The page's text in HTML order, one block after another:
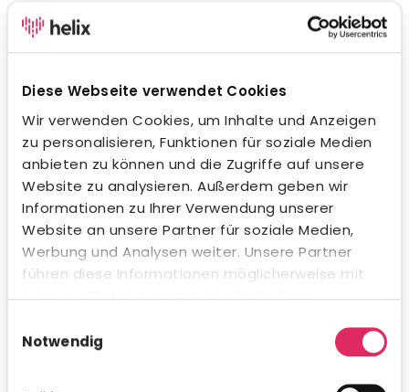
Diese Webseite verwendet Cookies
Wir verwenden Cookies, um Inhalte und Anzeigen
zu personalisieren, Funktionen für soziale Medien
anbieten zu können und die Zugriffe auf unsere
Website zu analysieren. Außerdem geben wir
Informationen zu Ihrer Verwendung unserer
Website an unsere Partner für soziale Medien,
Werbung und Analysen weiter. Unsere Partner
führen diese Informationen möglicherweise mit
weiteren Daten zusammen, die Sie ihnen
Nutzung der Dienste gesammelt haben.
Notwendig